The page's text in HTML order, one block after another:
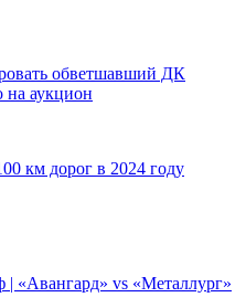
обветшавший ДК
на аукцион
км дорог в 2024 году
«Авангард» vs «Металлург»